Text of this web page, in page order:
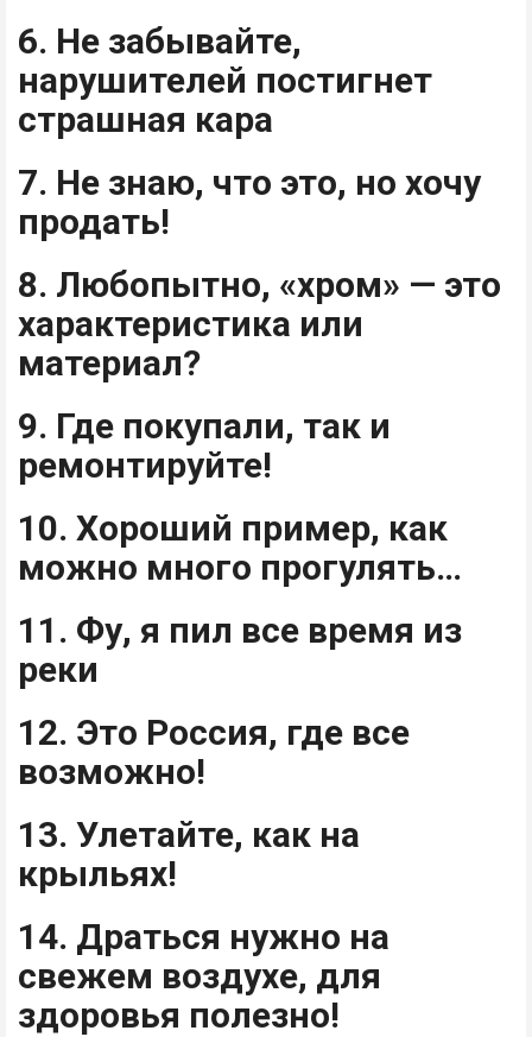
6. Не забывайте,
нарушителей постигнет
страшная кара
7. Не знаю, что это, но хочу
продать!
8. Любопытно, «хром» — это
характеристика или
материал?
9. Где покупали, так и
ремонтируйте!
10. Хороший пример, как
можно много прогулять…
11. Фу, я пил все время из
реки
12. Это Россия, где все
возможно!
13. Улетайте, как на
крыльях!
14. Драться нужно на
свежем воздухе, для
здоровья полезно!